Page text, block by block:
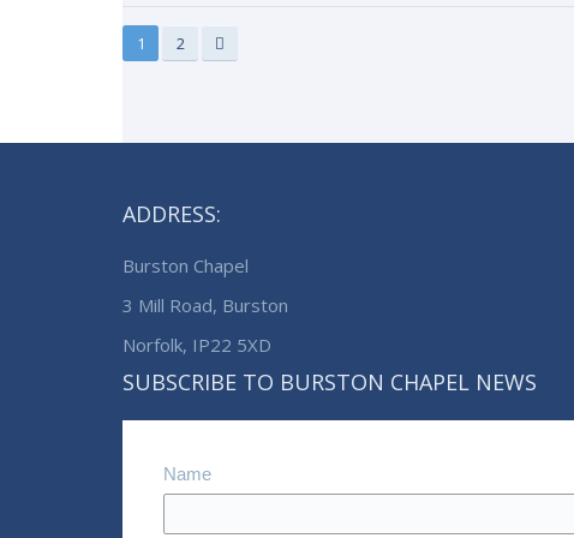
1 2
ADDRESS:
Burston Chapel
3 Mill Road, Burston
Norfolk, IP22 5XD
SUBSCRIBE TO BURSTON CHAPEL NEWS
Name